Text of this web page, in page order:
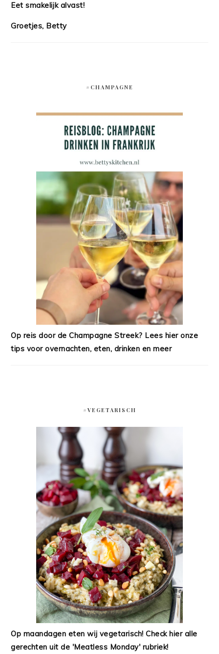
Eet smakelijk alvast!
Groetjes, Betty
#CHAMPAGNE
Op reis door de Champagne Streek? Lees hier onze
tips voor overnachten, eten, drinken en meer
#VEGETARISCH
Op maandagen eten wij vegetarisch! Check hier alle
gerechten uit de 'Meatless Monday' rubriek!